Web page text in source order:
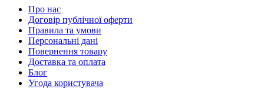
Про нас
Договір публічної оферти
Правила та умови
Персональні дані
Повернення товару
Доставка та оплата
Блог
Угода користувача